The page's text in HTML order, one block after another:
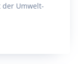
Umwelt-